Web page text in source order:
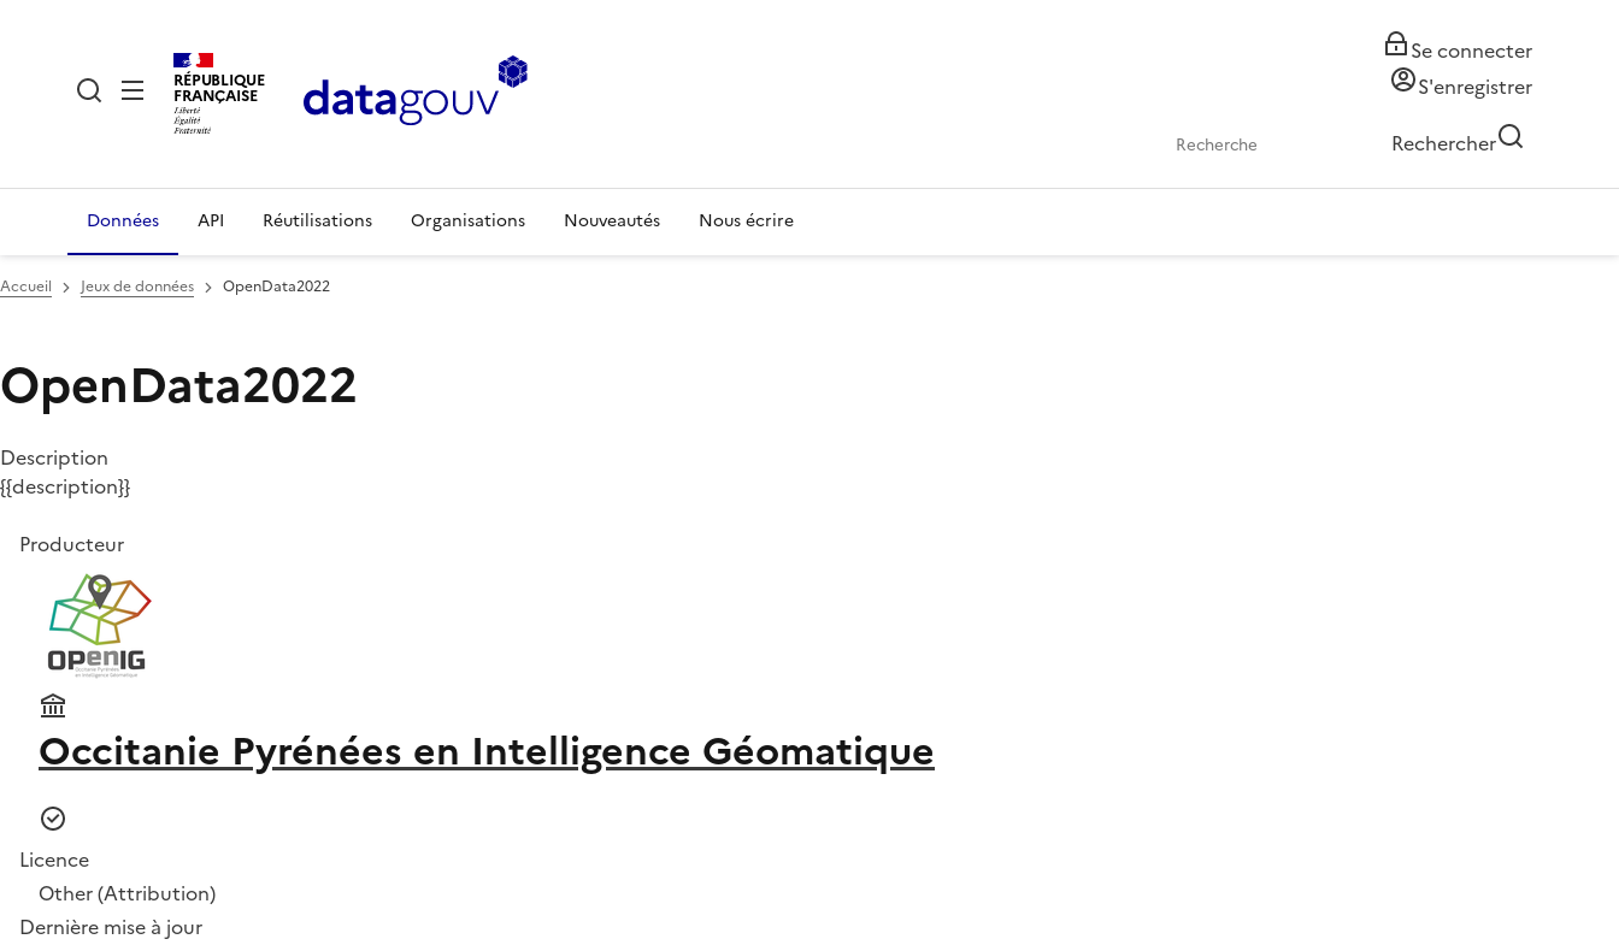
RÉPUBLIQUE
FRANÇAISE
Se connecter
S'enregistrer
Rechercher
Données API Réutilisations Organisations Nouveautés Nous écrire
Accueil Jeux de données OpenData2022
OpenData2022
Description
{{description}}
Producteur
Occitanie Pyrénées en Intelligence Géomatique
Licence
Other (Attribution)
Dernière mise à jour